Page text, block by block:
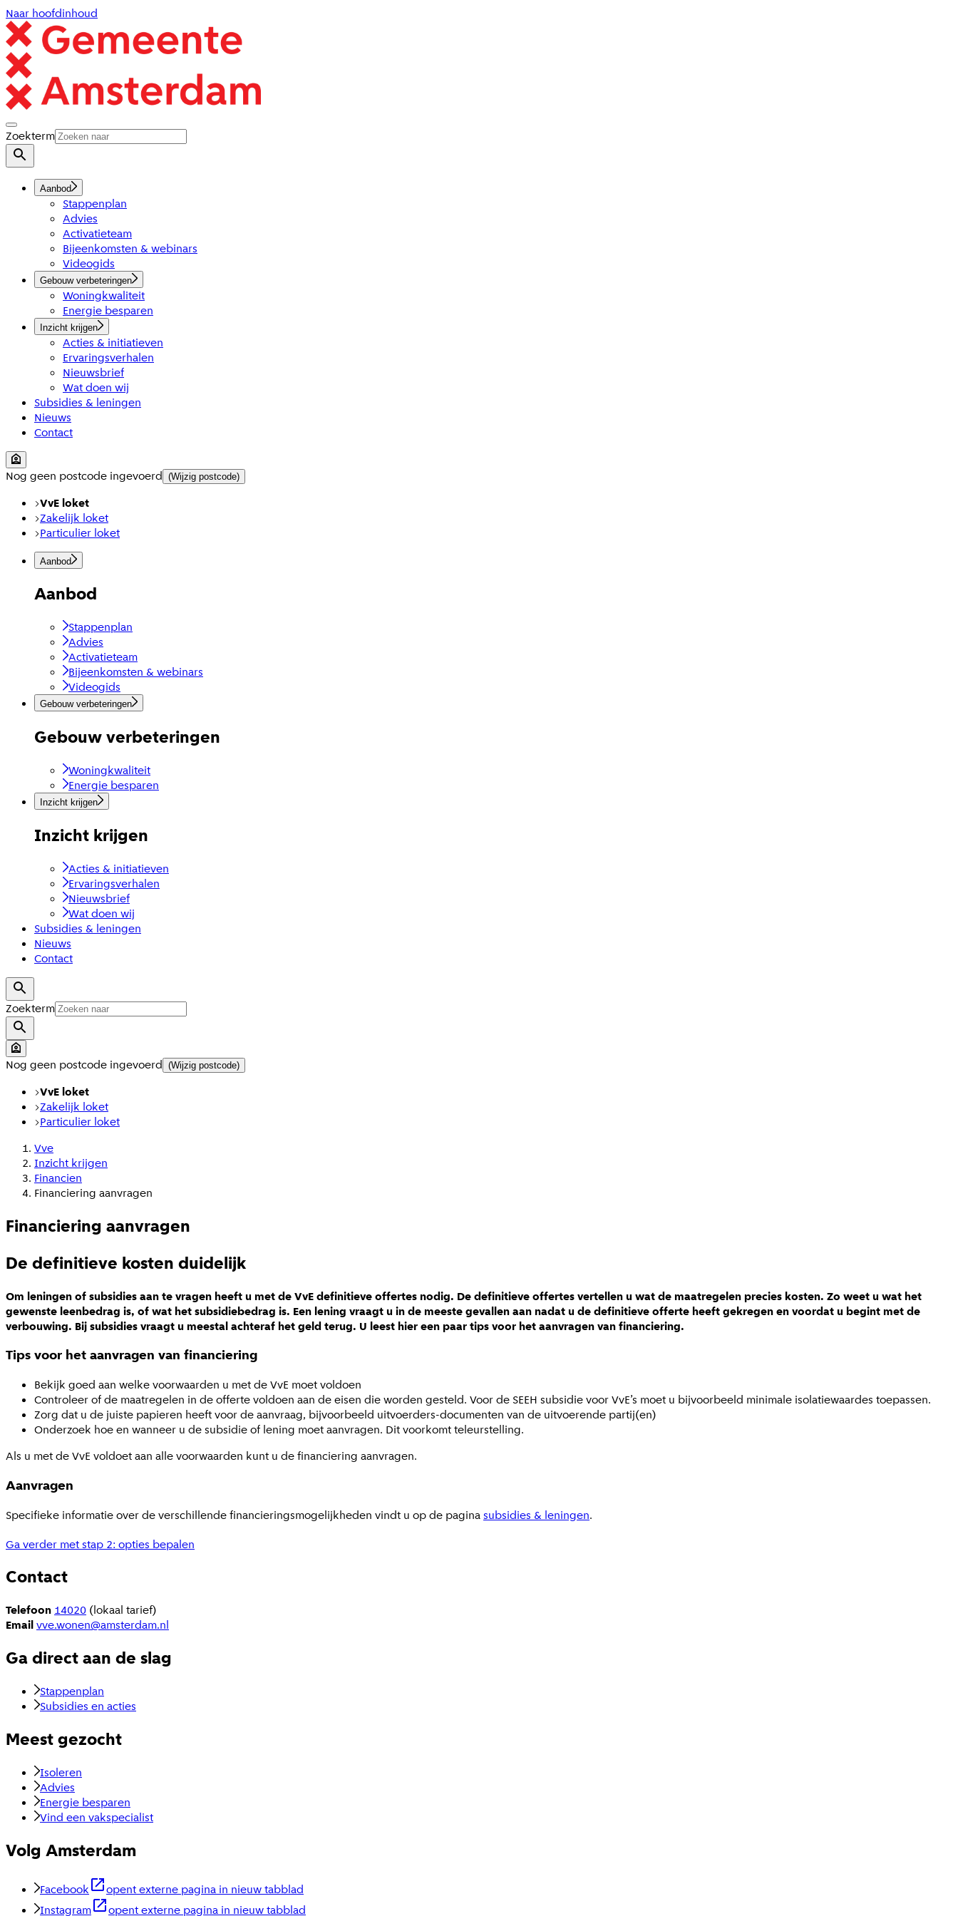
Naar hoofdinhoud
Zoekterm
Aanbod
Stappenplan
Advies
Activatieteam
Bijeenkomsten & webinars
Videogids
Gebouw verbeteringen
Woningkwaliteit
Energie besparen
Inzicht krijgen
Acties & initiatieven
Ervaringsverhalen
Nieuwsbrief
Wat doen wij
Subsidies & leningen
Nieuws
Contact
Nog geen postcode ingevoerd (Wijzig postcode)
VvE loket
Zakelijk loket
Particulier loket
Aanbod
Aanbod
Stappenplan
Advies
Activatieteam
Bijeenkomsten & webinars
Videogids
Gebouw verbeteringen
Gebouw verbeteringen
Woningkwaliteit
Energie besparen
Inzicht krijgen
Inzicht krijgen
Acties & initiatieven
Ervaringsverhalen
Nieuwsbrief
Wat doen wij
Subsidies & leningen
Nieuws
Contact
Zoekterm
Nog geen postcode ingevoerd (Wijzig postcode)
VvE loket
Zakelijk loket
Particulier loket
Vve
Inzicht krijgen
Financien
Financiering aanvragen
Financiering aanvragen
De definitieve kosten duidelijk
Om leningen of subsidies aan te vragen heeft u met de VvE definitieve offertes nodig. De definitieve offertes vertellen u wat de maatregelen precies kosten. Zo weet u wat het
gewenste leenbedrag is, of wat het subsidiebedrag is. Een lening vraagt u in de meeste gevallen aan nadat u de definitieve offerte heeft gekregen en voordat u begint met de
verbouwing. Bij subsidies vraagt u meestal achteraf het geld terug. U leest hier een paar tips voor het aanvragen van financiering.
Tips voor het aanvragen van financiering
Bekijk goed aan welke voorwaarden u met de VvE moet voldoen
Controleer of de maatregelen in de offerte voldoen aan de eisen die worden gesteld. Voor de SEEH subsidie voor VvE’s moet u bijvoorbeeld minimale isolatiewaardes toepassen.
Zorg dat u de juiste papieren heeft voor de aanvraag, bijvoorbeeld uitvoerders-documenten van de uitvoerende partij(en)
Onderzoek hoe en wanneer u de subsidie of lening moet aanvragen. Dit voorkomt teleurstelling.
Als u met de VvE voldoet aan alle voorwaarden kunt u de financiering aanvragen.
Aanvragen
Specifieke informatie over de verschillende financieringsmogelijkheden vindt u op de paginasubsidies & leningen.
Ga verder met stap 2: opties bepalen
Contact
Telefoon 14020 (lokaal tarief)
Emailvve.wonen@amsterdam.nl
Ga direct aan de slag
Stappenplan
Subsidies en acties
Meest gezocht
Isoleren
Advies
Energie besparen
Vind een vakspecialist
Volg Amsterdam
Facebook
opent externe pagina in nieuw tabblad
Instagram
opent externe pagina in nieuw tabblad